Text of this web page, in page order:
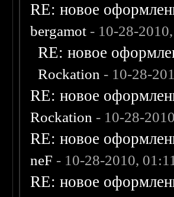
RE: новое
bergamot - 10-28-
RE: новое
Rockation - 10-28-
RE: новое
Rockation - 10-28-
RE: новое
neF - 10-28-2010,
RE: новое